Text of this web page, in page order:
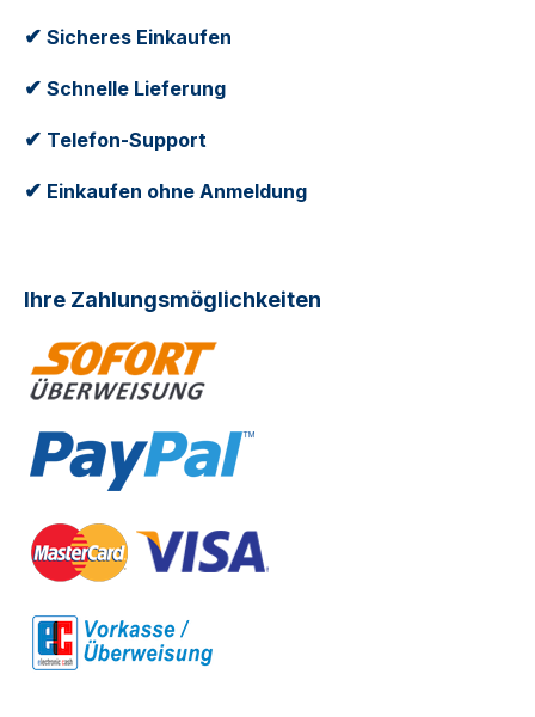
✔ Sicheres Einkaufen
✔ Schnelle Lieferung
✔ Telefon-Support
✔ Einkaufen ohne Anmeldung
Ihre Zahlungsmöglichkeiten